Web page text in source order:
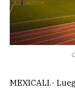
MEXICALI.-